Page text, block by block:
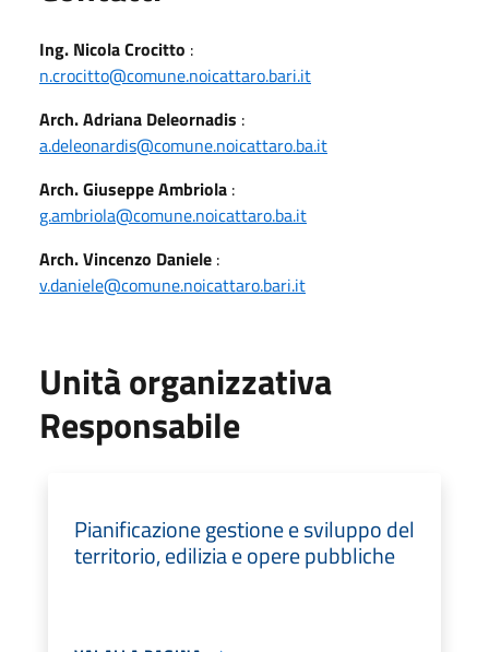
Ing. Nicola Crocitto :
n.crocitto@comune.noicattaro.bari.it
Arch. Adriana Deleornadis :
a.deleonardis@comune.noicattaro.ba.it
Arch. Giuseppe Ambriola :
g.ambriola@comune.noicattaro.ba.it
Arch. Vincenzo Daniele :
v.daniele@comune.noicattaro.bari.it
Unità organizzativa
Responsabile
Pianificazione gestione e sviluppo del
territorio, edilizia e opere pubbliche